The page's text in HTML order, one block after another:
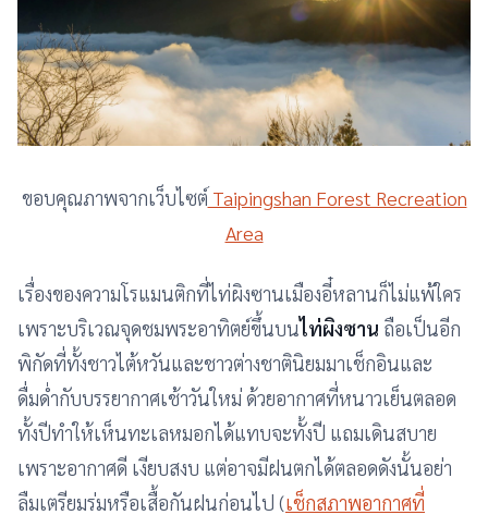
ขอบคุณภาพจากเว็บไซต์Taipingshan Forest Recreation
Area
เรื่องของความโรแมนติกที่ไท่ผิงซานเมืองอี๋หลานก็ไม่แพ้ใคร
เพราะบริเวณจุดชมพระอาทิตย์ขึ้นบนไท่ผิงซาน ถือเป็นอีก
พิกัดที่ทั้งชาวไต้หวันและชาวต่างชาตินิยมมาเช็กอินและ
ดื่มด่ำกับบรรยากาศเช้าวันใหม่ ด้วยอากาศที่หนาวเย็นตลอด
ทั้งปีทำให้เห็นทะเลหมอกได้แทบจะทั้งปี แถมเดินสบาย
เพราะอากาศดี เงียบสงบ แต่อาจมีฝนตกได้ตลอดดังนั้นอย่า
ลืมเตรียมร่มหรือเสื้อกันฝนก่อนไป (เช็กสภาพอากาศที่